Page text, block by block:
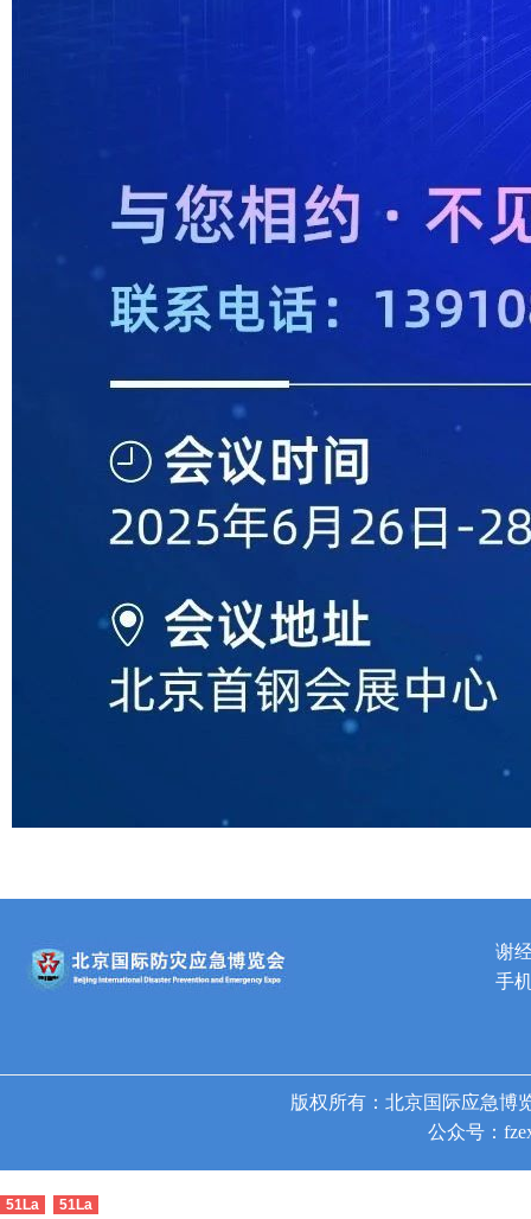
谢
手
版权所有：北京国际应急博
公众号：
51La 51La